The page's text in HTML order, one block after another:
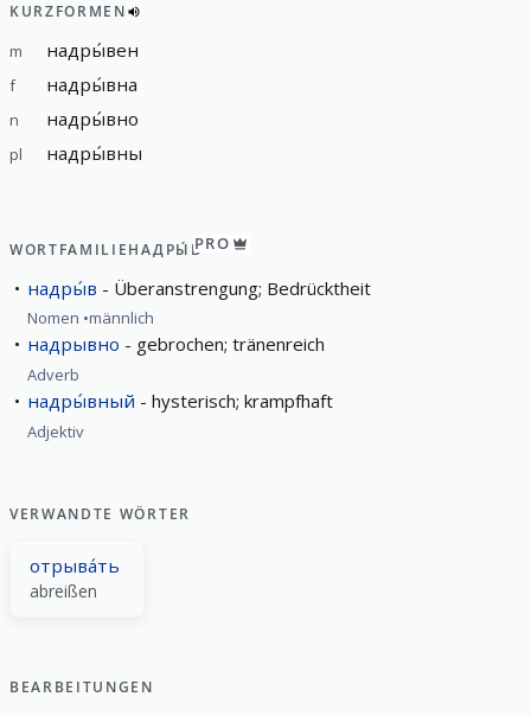
KURZFORMEN
m надры́вен
f надры́вна
n надры́вно
pl надры́вны
WORTFAMILIEНАДРЫ́ВPRO
надры́в Überanstrengung; Bedrücktheit
Nomen männlich
надрывно gebrochen; tränenreich
Adverb
надры́вный hysterisch; krampfhaft
Adjektiv
VERWANDTE WÖRTER
отрыва́ть
abreißen
BEARBEITUNGEN